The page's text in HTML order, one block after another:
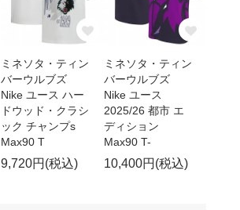
ミネソタ・ティン
バーウルブズ
Nike ユース ハー
ドウッド・クラシ
ック チャンプs
Max90 T
9,720円(税込)
ミネソタ・ティン
バーウルブズ
Nike ユース
2025/26 都市 エ
ディション
Max90 T-
10,400円(税込)